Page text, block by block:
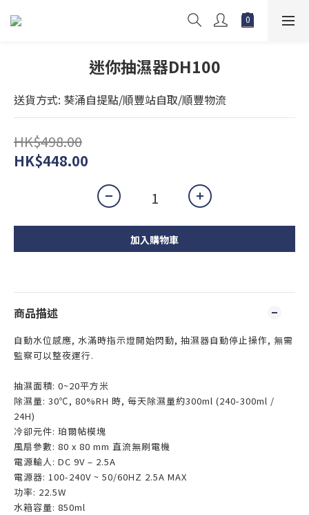
迷你抽濕器DH100
送貨方式: 葵涌自提點/順豐站自取/順豐物流
HK$498.00
HK$448.00
加入購物車
商品描述
自動水位感應, 水滿時指示燈開始閃動, 抽濕器自動停止操作, 無需
監察可以整夜運行.
抽濕面積: 0~20平方米
除濕量: 30℃, 80%RH 時, 每天除濕量約300ml (240-300ml /
24H)
冷卻元件: 珀爾帖模塊
風扇參數: 80 x 80 mm 直流無刷電機
電源輸人: DC 9V – 2.5A
電源器: 100-240V ~ 50/60HZ 2.5A MAX
功率: 22.5W
水箱容量: 850ml